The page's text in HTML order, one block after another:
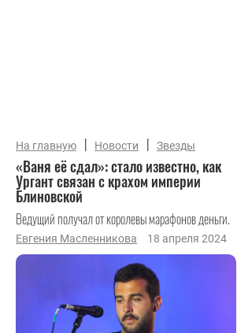
На главную | Новости | Звезды
«Ваня её сдал»: стало известно, как
Ургант связан с крахом империи
Блиновской
Ведущий получал от королевы марафонов деньги.
Евгения Масленникова 18 апреля 2024